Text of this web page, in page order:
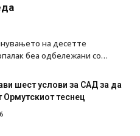
на десетте
беа одбележани со…
шест услови за САД за да
Ормутскиот теснец